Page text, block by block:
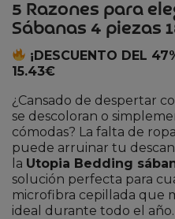
5 Razones para
Sábanas 4 piezas
¡DESCUENTO DEL
15.43€
¿Cansado de despertar
se descoloran o
cómodas? La falta de
puede arruinar tu
la Utopia Bedding
solución perfecta para
microfibra cepillada que
ideal durante todo el año.